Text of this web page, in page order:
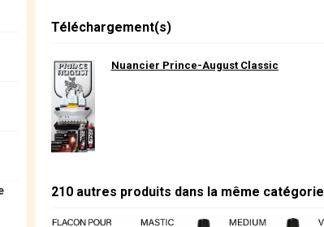
Téléchargement(s)
Nuancier Prince-August Classic
210 autres produits dans la même catégorie